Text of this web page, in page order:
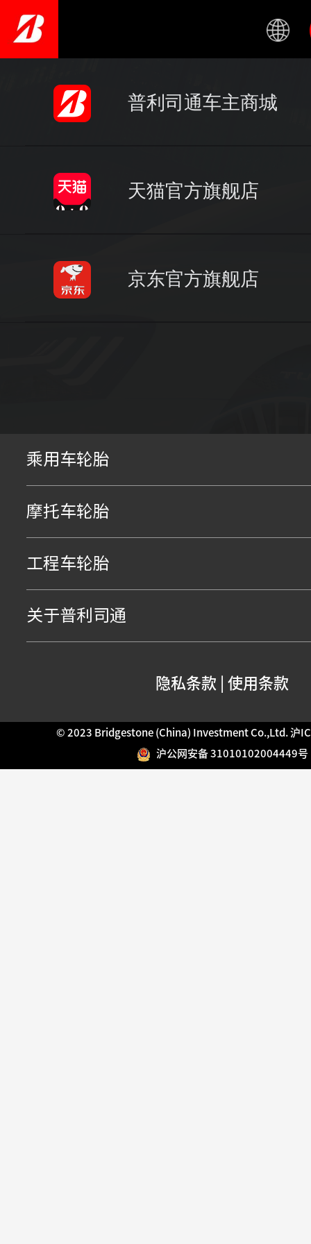
content
普利司通车主商城
天猫官方旗舰店
京东官方旗舰店
乘用车轮胎
摩托车轮胎
工程车轮胎
关于普利司通
隐私条款 | 使用条款
© 2023 Bridgestone (China) Investment Co.,Ltd.沪
沪公网安备 31010102004449号